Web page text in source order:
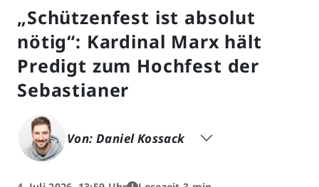
„Schützenfest ist absolut
nötig“: Kardinal Marx hält
Predigt zum Hochfest der
Sebastianer
Von: Daniel Kossack